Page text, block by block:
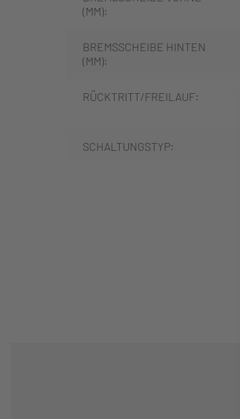
(MM):
BREMSSCHEIBE HINTEN
(MM):
RÜCKTRITT/FREILAUF:
SCHALTUNGSTYP: